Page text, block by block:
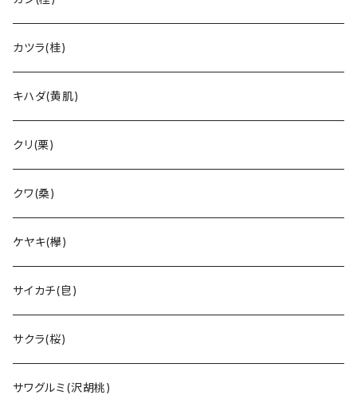
カツラ(桂)
キハダ(黄肌)
クリ(栗)
クワ(桑)
ケヤキ(欅)
サイカチ(皀)
サクラ(桜)
サワグルミ(沢胡桃)